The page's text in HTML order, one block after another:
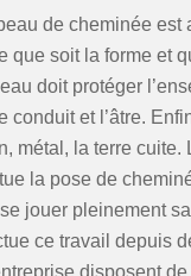
de cheminée est
que soit la forme et
doit protéger
conduit et l’âtre.
métal, la terre cuite.
la pose de
jouer pleinement
ce travail depuis
disposent